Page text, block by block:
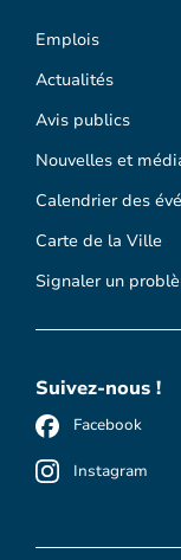
Emplois
Actualités
Avis publics
Nouvelles et
Calendrier des
Carte de la Ville
Signaler un
Suivez-nous !
Facebook
Instagram